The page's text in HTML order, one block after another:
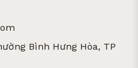
Bình Hưng Hòa, TP